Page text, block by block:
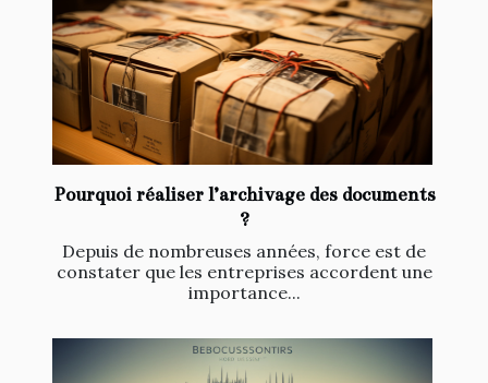
Pourquoi réaliser l’archivage des documents
?
Depuis de nombreuses années, force est de
constater que les entreprises accordent une
importance...